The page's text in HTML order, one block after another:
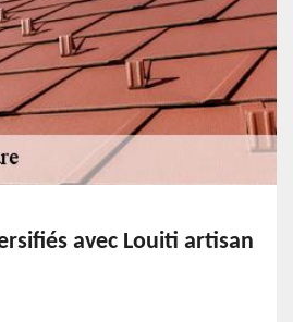
avec Louiti artisan